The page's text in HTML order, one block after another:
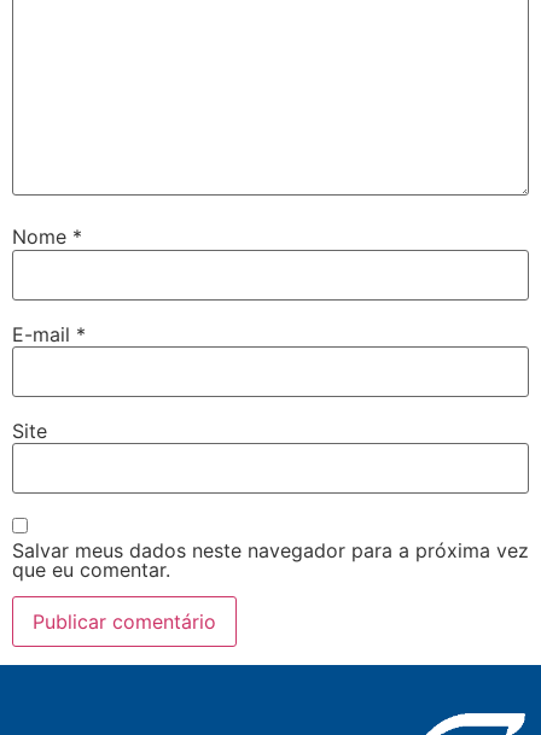
Nome *
E-mail *
Site
Salvar meus dados neste navegador para a próxima vez
que eu comentar.